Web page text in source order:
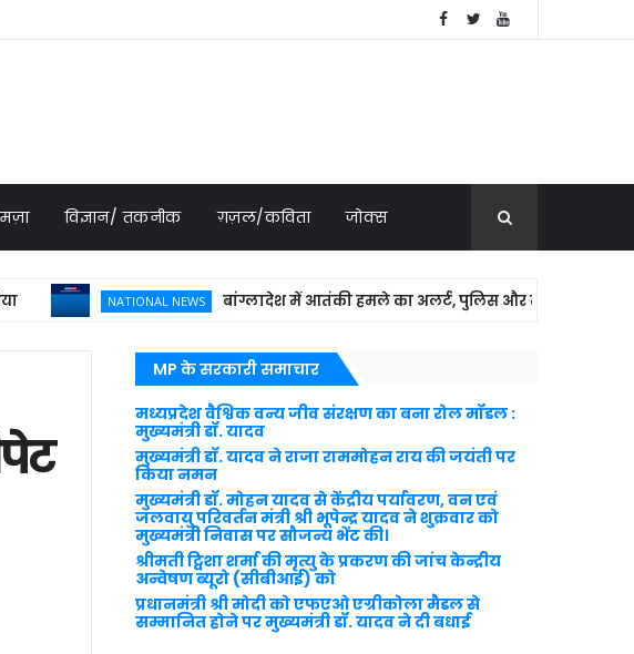
विज्ञान/ तकनीक ग़ज़ल/कविता जोक्स
NATIONAL NEWS बांग्लादेश में आतंकी हमले का अलर्ट, पुलिस और सरकारी वाहनों की बढ़ाई
MP के सरकारी समाचार
मध्यप्रदेश वैश्विक वन्य जीव संरक्षण का बना रोल मॉडल :
मुख्यमंत्री डॉ. यादव
मुख्यमंत्री डॉ. यादव ने राजा राममोहन राय की जयंती पर
किया नमन
मुख्यमंत्री डॉ. मोहन यादव से केंद्रीय पर्यावरण, वन एवं
जलवायु परिवर्तन मंत्री श्री भूपेन्द्र यादव ने शुक्रवार को
मुख्यमंत्री निवास पर सौजन्य भेंट की।
श्रीमती ट्विशा शर्मा की मृत्यु के प्रकरण की जांच केन्द्रीय
अन्वेषण ब्यूरो (सीबीआई) को
प्रधानमंत्री श्री मोदी को एफएओ एग्रीकोला मैडल से
सम्मानित होने पर मुख्यमंत्री डॉ. यादव ने दी बधाई